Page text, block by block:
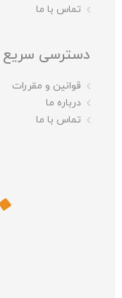
تماس با ما
دسترسی سریع
قوانین و مقررات
درباره ما
تماس با ما